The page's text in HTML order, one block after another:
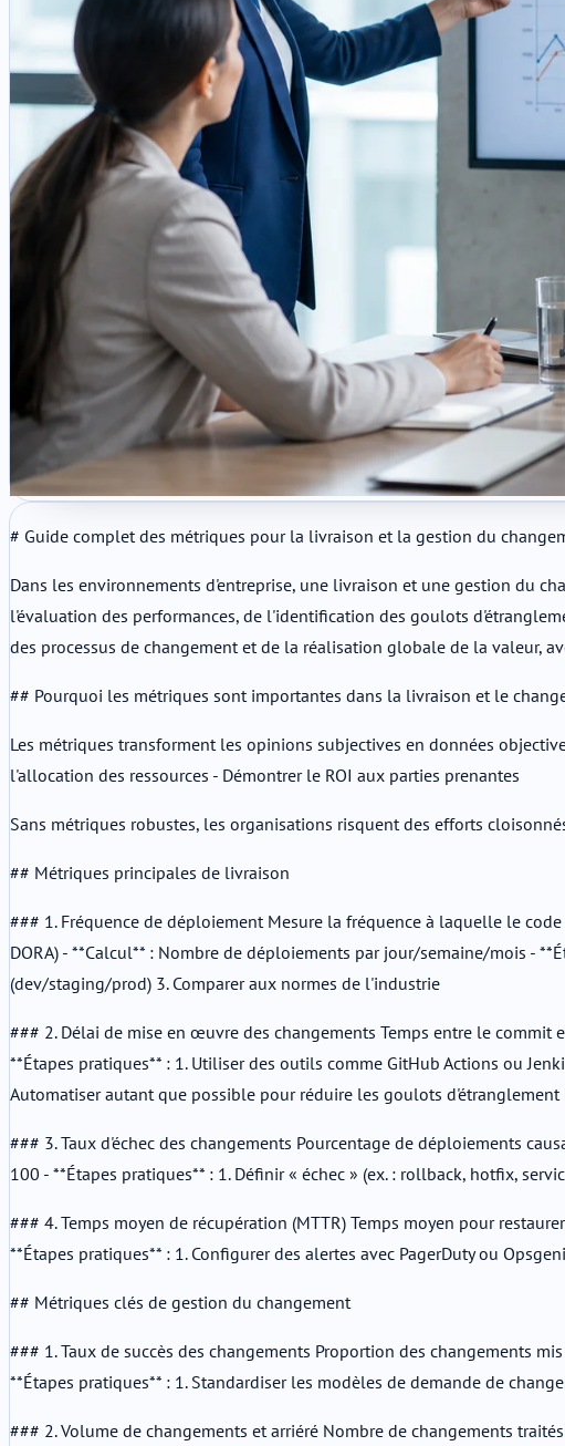
# Guide complet des métriques pour la livraison et la gestion du
Dans les environnements d'entreprise, une livraison et une gestion du
l'évaluation des performances, de l'identification des goulots
des processus de changement et de la réalisation globale de la valeur,
## Pourquoi les métriques sont importantes dans la livraison et le
Les métriques transforment les opinions subjectives en données
l'allocation des ressources - Démontrer le ROI aux parties prenantes
Sans métriques robustes, les organisations risquent des efforts
## Métriques principales de livraison
### 1. Fréquence de déploiement Mesure la fréquence à laquelle le
DORA) - **Calcul** : Nombre de déploiements par jour/semaine/mois -
(dev/staging/prod) 3. Comparer aux normes de l'industrie
### 2. Délai de mise en œuvre des changements Temps entre le
**Étapes pratiques** : 1. Utiliser des outils comme GitHub Actions ou
Automatiser autant que possible pour réduire les goulots d'étranglement
### 3. Taux d'échec des changements Pourcentage de déploiements
100 - **Étapes pratiques** : 1. Définir « échec » (ex. : rollback, hotfix,
### 4. Temps moyen de récupération (MTTR) Temps moyen pour
**Étapes pratiques** : 1. Configurer des alertes avec PagerDuty ou
## Métriques clés de gestion du changement
### 1. Taux de succès des changements Proportion des changements
**Étapes pratiques** : 1. Standardiser les modèles de demande de
### 2. Volume de changements et arriéré Nombre de changements